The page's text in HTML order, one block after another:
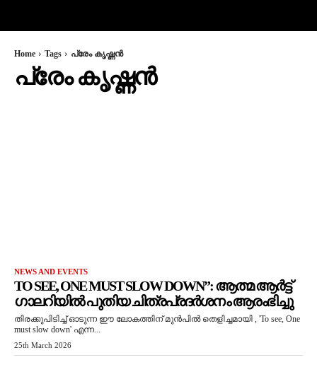
Home Tags പ്രേം കൃഷ്ണൻ
പ്രേം കൃഷ്ണൻ
NEWS AND EVENTS
TO SEE, ONE MUST SLOW DOWN”: ആത്മ ആർട്ട്
ഗാലറിയിൽ പുതിയ ചിത്രപ്രദർശനം ആരംഭിച്ചു
തിരക്കുപിടിച്ച് ഓടുന്ന ഈ ലോകത്തിന് മുൻപിൽ തെളിച്ചമായി , 'To see, One
must slow down' എന്ന...
25th March 2026